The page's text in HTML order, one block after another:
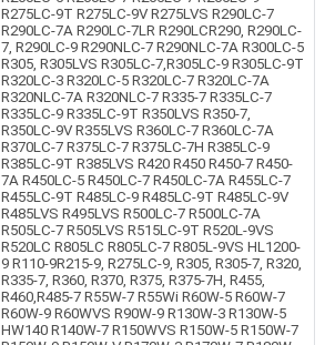
R275LC-9T R275LC-9V R275LVS R290LC-7
R290LC-7A R290LC-7LR R290LCR290, R290LC-
7, R290LC-9 R290NLC-7 R290NLC-7A R300LC-5
R305, R305LVS R305LC-7,R305LC-9 R305LC-9T
R320LC-3 R320LC-5 R320LC-7 R320LC-7A
R320NLC-7A R320NLC-7 R335-7 R335LC-7
R335LC-9 R335LC-9T R350LVS R350-7,
R350LC-9V R355LVS R360LC-7 R360LC-7A
R370LC-7 R375LC-7 R375LC-7H R385LC-9
R385LC-9T R385LVS R420 R450 R450-7 R450-
7A R450LC-5 R450LC-7 R450LC-7A R455LC-7
R455LC-9T R485LC-9 R485LC-9T R485LC-9V
R485LVS R495LVS R500LC-7 R500LC-7A
R505LC-7 R505LVS R515LC-9T R520L-9VS
R520LC R805LC R805LC-7 R805L-9VS HL1200-
9 R110-9R215-9, R275LC-9, R305, R305-7, R320,
R335-7, R360, R370, R375, R375-7H, R455,
R460,R485-7 R55W-7 R55Wi R60W-5 R60W-7
R60W-9 R60WVS R90W-9 R130W-3 R130W-5
HW140 R140W-7 R150WVS R150W-5 R150W-7